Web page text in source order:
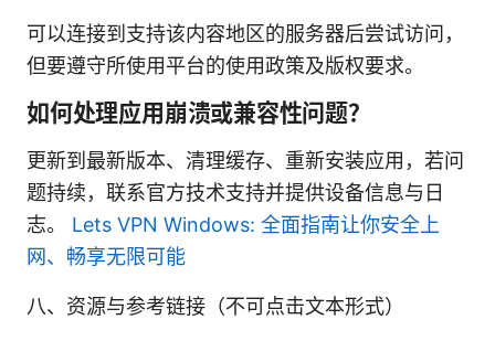
可以连接到支持该内容地区的服务器后尝试访问，
但要遵守所使用平台的使用政策及版权要求。
如何处理应用崩溃或兼容性问题？
更新到最新版本、清理缓存、重新安装应用，若问
题持续，联系官方技术支持并提供设备信息与日
志。 Lets VPN Windows: 全面指南让你安全上
网、畅享无限可能
八、资源与参考链接（不可点击文本形式）